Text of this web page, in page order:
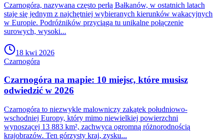
Czarnogóra, nazywana często perłą Bałkanów, w ostatnich latach
staje się jednym z najchętniej wybieranych kierunków wakacyjnych
w Europie. Podróżników przyciąga tu unikalne połączenie
surowych, wysoki...
18 kwi 2026
Czarnogóra
Czarnogóra na mapie: 10 miejsc, które musisz
odwiedzić w 2026
Czarnogóra to niezwykle malowniczy zakątek południowo-
wschodniej Europy, który mimo niewielkiej powierzchni
wynoszącej 13 883 km², zachwyca ogromną różnorodnością
krajobrazów. Ten górzysty kraj, zysku...